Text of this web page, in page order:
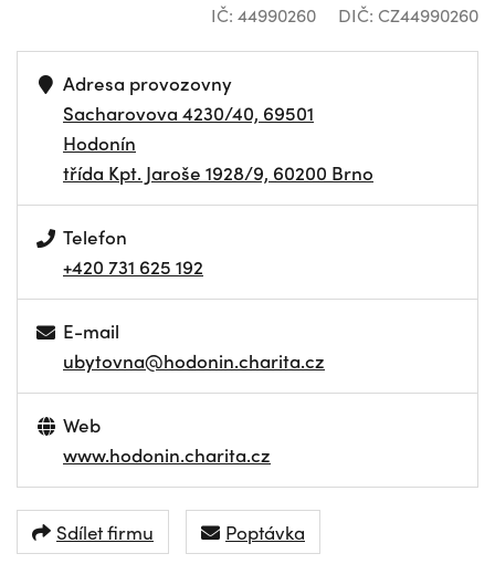
IČ: 44990260 DIČ: CZ44990260
Adresa provozovny
Sacharovova 4230/40, 69501
Hodonín
třída Kpt. Jaroše 1928/9, 60200 Brno
Telefon
+420 731 625 192
E-mail
ubytovna@hodonin.charita.cz
Web
www.hodonin.charita.cz
Sdílet firmu Poptávka